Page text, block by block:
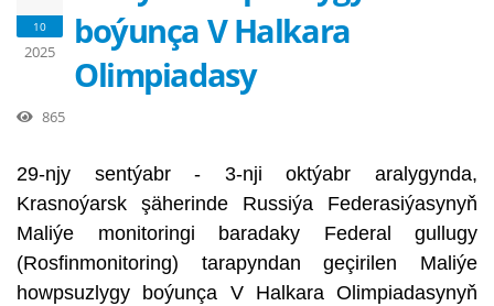
10
2025
boýunça V Halkara
Olimpiadasy
865
29-njy sentýabr - 3-nji oktýabr aralygynda,
Krasnoýarsk şäherinde Russiýa Federasiýasynyň
Maliýe monitoringi baradaky Federal gullugy
(Rosfinmonitoring) tarapyndan geçirilen Maliýe
howpsuzlygy boýunça V Halkara Olimpiadasynyň